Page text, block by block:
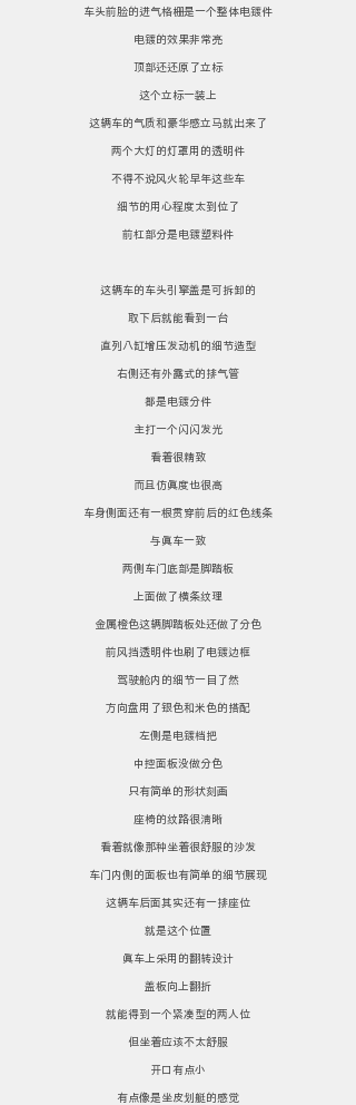
车头前脸的进气格栅是一个整体电镀件
电镀的效果非常亮
顶部还还原了立标
这个立标一装上
这辆车的气质和豪华感立马就出来了
两个大灯的灯罩用的透明件
不得不说风火轮早年这些车
细节的用心程度太到位了
前杠部分是电镀塑料件
这辆车的车头引擎盖是可拆卸的
取下后就能看到一台
直列八缸增压发动机的细节造型
右侧还有外露式的排气管
都是电镀分件
主打一个闪闪发光
看着很精致
而且仿真度也很高
车身侧面还有一根贯穿前后的红色线条
与真车一致
两侧车门底部是脚踏板
上面做了横条纹理
金属橙色这辆脚踏板处还做了分色
前风挡透明件也刷了电镀边框
驾驶舱内的细节一目了然
方向盘用了银色和米色的搭配
左侧是电镀档把
中控面板没做分色
只有简单的形状刻画
座椅的纹路很清晰
看着就像那种坐着很舒服的沙发
车门内侧的面板也有简单的细节展现
这辆车后面其实还有一排座位
就是这个位置
真车上采用的翻转设计
盖板向上翻折
就能得到一个紧凑型的两人位
但坐着应该不太舒服
开口有点小
有点像是坐皮划艇的感觉